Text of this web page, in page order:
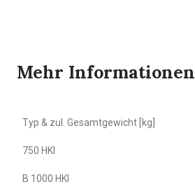
Mehr Informationen
Typ & zul. Gesamtgewicht [kg]
750 HKI
B 1000 HKI